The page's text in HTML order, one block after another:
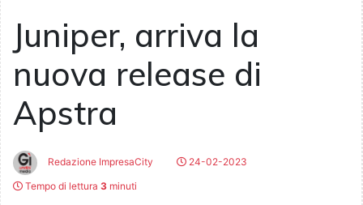
Juniper, arriva la
nuova release di
Apstra
Redazione ImpresaCity
24-02-2023
Tempo di lettura 3 minuti